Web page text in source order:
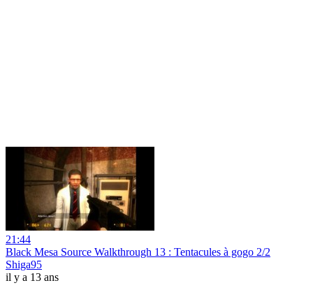
21:44
Black Mesa Source Walkthrough 13 : Tentacules à gogo 2/2
Shiga95
il y a 13 ans